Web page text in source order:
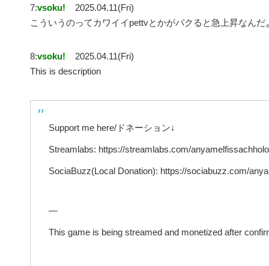
7:vsoku!
2025.04.11(Fri)
こういうのってカワイイpettvとかがパクると急上昇なんだ
8:vsoku!
2025.04.11(Fri)
This is description
Support me here/ドネーション↓
Streamlabs: https://streamlabs.com/
SociaBuzz(Local Donation): https://sociabuzz.com/
—
This game is being streamed and monetized after